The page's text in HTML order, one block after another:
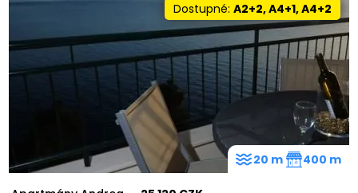
Dostupné:A2+2, A4+1, A4+2
20 m 400 m